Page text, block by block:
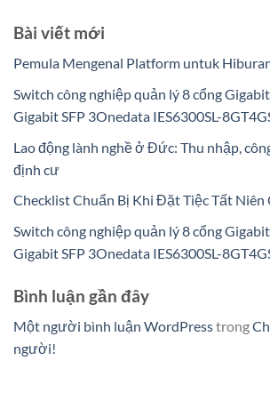
Bài viết mới
Pemula Mengenal Platform untuk
Switch công nghiệp quản lý 8 cổng
Gigabit SFP 3Onedata IES6300SL-
Lao động lành nghề ở Đức: Thu nhập,
định cư
Checklist Chuẩn Bị Khi Đặt Tiệc Tất Niên
Switch công nghiệp quản lý 8 cổng
Gigabit SFP 3Onedata IES6300SL-
Bình luận gần đây
Một người bình luận WordPresstrong
người!